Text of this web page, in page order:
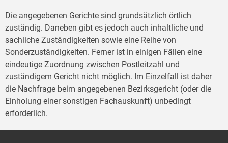
Die angegebenen Gerichte sind grundsätzlich örtlich
zuständig. Daneben gibt es jedoch auch inhaltliche und
sachliche Zuständigkeiten sowie eine Reihe von
Sonderzuständigkeiten. Ferner ist in einigen Fällen eine
eindeutige Zuordnung zwischen Postleitzahl und
zuständigem Gericht nicht möglich. Im Einzelfall ist daher
die Nachfrage beim angegebenen Bezirksgericht (oder die
Einholung einer sonstigen Fachauskunft) unbedingt
erforderlich.